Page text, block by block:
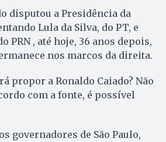
disputou a Presidência da
Lula da Silva, do PT, e
PRN , até hoje, 36 anos depois,
nos marcos da direita.
propor a Ronaldo Caiado? Não
com a fonte, é possível
governadores de São Paulo,